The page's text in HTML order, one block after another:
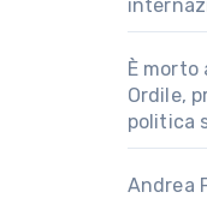
È morto
Ordile,
politica
Andrea